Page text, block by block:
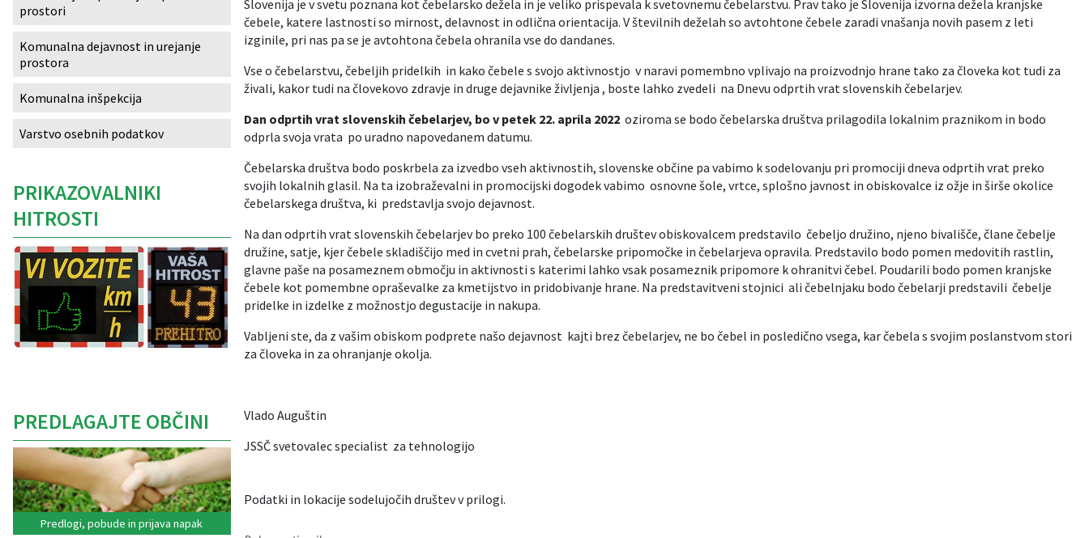
Slovenija je v svetu poznana kot čebelarsko dežela in je veliko prispevala k svetovnemu čebelarstvu. Prav tako je Slovenija izvorna dežela kranjske
čebele, katere lastnosti so mirnost, delavnost in odlična orientacija. V številnih deželah so avtohtone čebele zaradi vnašanja novih pasem z leti
izginile, pri nas pa se je avtohtona čebela ohranila vse do dandanes.
Vse o čebelarstvu, čebeljih pridelkih in kako čebele s svojo aktivnostjo v naravi pomembno vplivajo na proizvodnjo hrane tako za človeka kot tudi za
živali, kakor tudi na človekovo zdravje in druge dejavnike življenja , boste lahko zvedeli na Dnevu odprtih vrat slovenskih čebelarjev.
Dan odprtih vrat slovenskih čebelarjev, bo v petek 22. aprila 2022oziroma se bodo čebelarska društva prilagodila lokalnim praznikom in bodo
odprla svoja vrata po uradno napovedanem datumu.
Čebelarska društva bodo poskrbela za izvedbo vseh aktivnostih, slovenske občine pa vabimo k sodelovanju pri promociji dneva odprtih vrat preko
svojih lokalnih glasil. Na ta izobraževalni in promocijski dogodek vabimo osnovne šole, vrtce, splošno javnost in obiskovalce iz ožje in širše okolice
čebelarskega društva, ki predstavlja svojo dejavnost.
Na dan odprtih vrat slovenskih čebelarjev bo preko 100 čebelarskih društev obiskovalcem predstavilo čebeljo družino, njeno bivališče, člane čebelje
družine, satje, kjer čebele skladiščijo med in cvetni prah, čebelarske pripomočke in čebelarjeva opravila. Predstavilo bodo pomen medovitih rastlin,
glavne paše na posameznem območju in aktivnosti s katerimi lahko vsak posameznik pripomore k ohranitvi čebel. Poudarili bodo pomen kranjske
čebele kot pomembne opraševalke za kmetijstvo in pridobivanje hrane. Na predstavitveni stojnici ali čebelnjaku bodo čebelarji predstavili čebelje
pridelke in izdelke z možnostjo degustacije in nakupa.
Vabljeni ste, da z vašim obiskom podprete našo dejavnost kajti brez čebelarjev, ne bo čebel in posledično vsega, kar čebela s svojim poslanstvom stori
za človeka in za ohranjanje okolja.
Vlado Auguštin
JSSČ svetovalec specialist za tehnologijo
Podatki in lokacije sodelujočih društev v prilogi.
prostori
Komunalna dejavnost in urejanje
prostora
Komunalna inšpekcija
Varstvo osebnih podatkov
PRIKAZOVALNIKI
HITROSTI
PREDLAGAJTE OBČINI
Predlogi, pobude in prijava napak
Izobraževanje
Kultura, šport in turizem
Sociala in zdravstvo
Skupna občinska uprava